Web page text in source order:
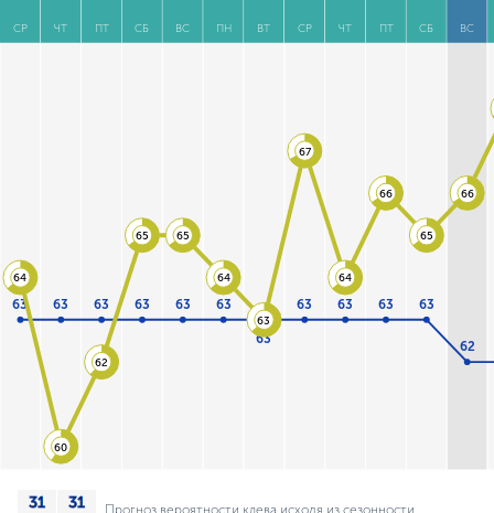
СР ЧТ ПТ СБ ВС ПН ВТ СР ЧТ ПТ СБ ВС
63 63 63 63 63 63
63
63 63 63 63
62
64
60
62
65 65
64
63
67
64
66
65
66